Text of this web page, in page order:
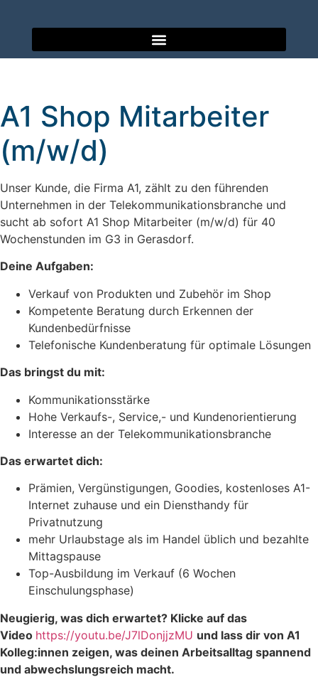
A1 Shop Mitarbeiter
(m/w/d)
Unser Kunde, die Firma A1, zählt zu den führenden
Unternehmen in der Telekommunikationsbranche und
sucht ab sofort A1 Shop Mitarbeiter (m/w/d) für 40
Wochenstunden im G3 in Gerasdorf.
Deine Aufgaben:
Verkauf von Produkten und Zubehör im Shop
Kompetente Beratung durch Erkennen der
Kundenbedürfnisse
Telefonische Kundenberatung für optimale Lösungen
Das bringst du mit:
Kommunikationsstärke
Hohe Verkaufs-, Service,- und Kundenorientierung
Interesse an der Telekommunikationsbranche
Das erwartet dich:
Prämien, Vergünstigungen, Goodies, kostenloses A1-
Internet zuhause und ein Diensthandy für
Privatnutzung
mehr Urlaubstage als im Handel üblich und bezahlte
Mittagspause
Top-Ausbildung im Verkauf (6 Wochen
Einschulungsphase)
Neugierig, was dich erwartet? Klicke auf das
Video https://youtu.be/J7lDonjjzMU und lass dir von A1
Kolleg:innen zeigen, was deinen Arbeitsalltag spannend
und abwechslungsreich macht.